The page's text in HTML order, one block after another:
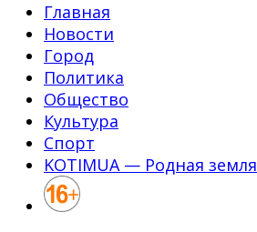
Главная
Новости
Город
Политика
Общество
Культура
Спорт
KOTIMUA — Родная земля